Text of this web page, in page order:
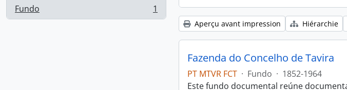
Fundo
, 1 résultats 1
Aperçu avant impression Hiérarchie
Fazenda do Concelho de Tavira
PT MTVR FCT · Fundo · 1852-1964
Este fundo documental reúne